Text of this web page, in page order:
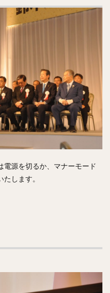
源を切るか、マナーモード
します。